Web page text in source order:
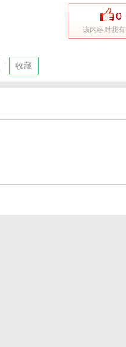
0
该内容对我
收藏